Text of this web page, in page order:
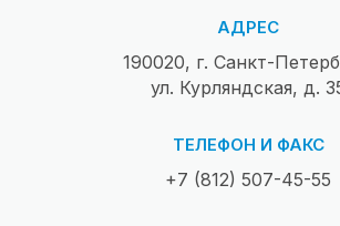
АДРЕС
190020, г. Санкт-
ул. Курляндская, д.
ТЕЛЕФОН И ФАКС
+7 (812) 507-45-55